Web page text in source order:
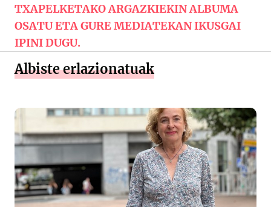
TXAPELKETAKO ARGAZKIEKIN ALBUMA
OSATU ETA GURE MEDIATEKAN IKUSGAI
IPINI DUGU.
Albiste erlazionatuak